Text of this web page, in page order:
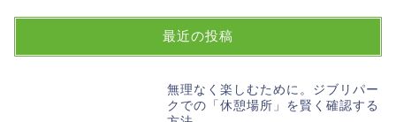
最近の投稿
無理なく楽しむために。ジブリパー
クでの「休憩場所」を賢く確認する